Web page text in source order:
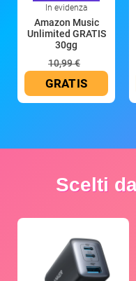
In evidenza
Amazon Music
Unlimited GRATIS
30gg
10,99 €
GRATIS
Scelti